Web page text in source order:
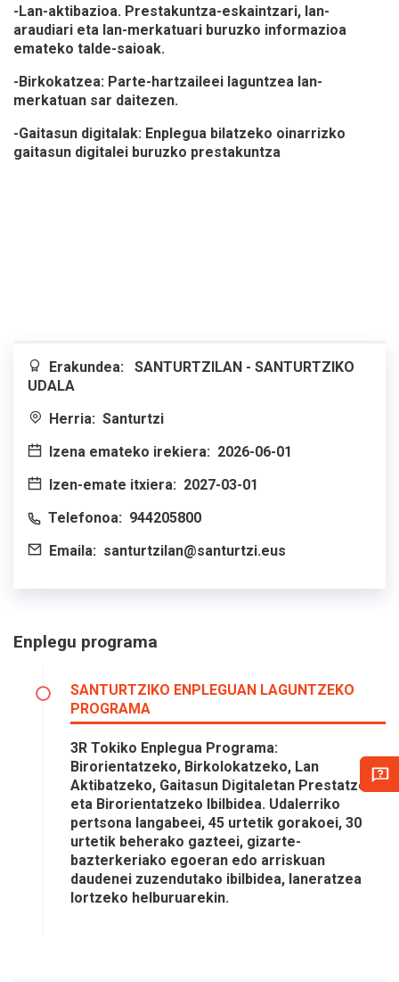
-Lan-aktibazioa. Prestakuntza-eskaintzari, lan-
araudiari eta lan-merkatuari buruzko informazioa
emateko talde-saioak.
-Birkokatzea: Parte-hartzaileei laguntzea lan-
merkatuan sar daitezen.
-Gaitasun digitalak: Enplegua bilatzeko oinarrizko
gaitasun digitalei buruzko prestakuntza
Erakundea:
SANTURTZILAN - SANTURTZIKO
UDALA
Herria: Santurtzi
Izena emateko irekiera: 2026-06-01
Izen-emate itxiera: 2027-03-01
Telefonoa: 944205800
Emaila: santurtzilan@santurtzi.eus
Enplegu programa
SANTURTZIKO ENPLEGUAN LAGUNTZEKO
PROGRAMA
3R Tokiko Enplegua Programa:
Birorientatzeko, Birkolokatzeko, Lan
Aktibatzeko, Gaitasun Digitaletan Prestatzeko
eta Birorientatzeko Ibilbidea. Udalerriko
pertsona langabeei, 45 urtetik gorakoei, 30
urtetik beherako gazteei, gizarte-
bazterkeriako egoeran edo arriskuan
daudenei zuzendutako ibilbidea, laneratzea
lortzeko helburuarekin.